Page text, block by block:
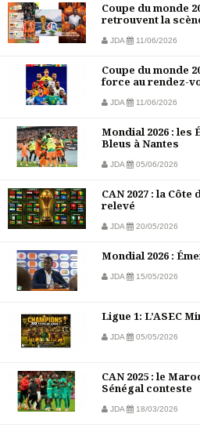
Coupe du monde
retrouvent la
JDA 11/06/2026
Coupe du monde
force au rendez-
JDA 11/06/2026
Mondial 2026 : les
Bleus à Nantes
JDA 05/06/2026
CAN 2027 : la
relevé
JDA 20/05/2026
Mondial 2026 :
JDA 15/05/2026
Ligue 1: L’ASEC
JDA 05/05/2026
CAN 2025 : le
Sénégal conteste
JDA 18/03/2026